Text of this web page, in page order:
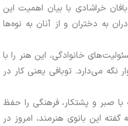
خراشادی با بیان اهمیت این
به دختران و از آنان به نوه‌ها
خانوادگی، این هنر را با
نگه می‌دارد. توبافی یعنی کار در
با صبر و پشتکار، فرهنگی را حفظ
این بانوی هنرمند، امروز در